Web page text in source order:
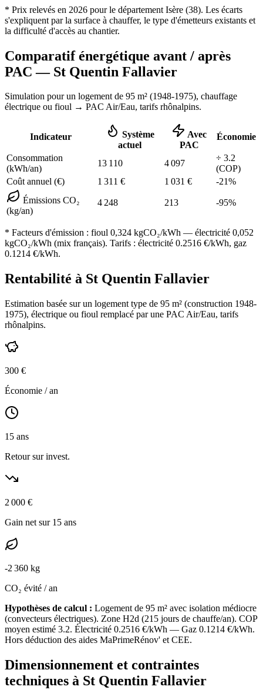
* Prix relevés en 2026 pour le département Isère (38). Les écarts
s'expliquent par la surface à chauffer, le type d'émetteurs existants et
la difficulté d'accès au chantier.
Comparatif énergétique avant / après
PAC — St Quentin Fallavier
Simulation pour un logement de 95 m² (1948-1975), chauffage
électrique ou fioul → PAC Air/Eau, tarifs rhônalpins.
Indicateur
Système
actuel
Avec
PAC
Économie
Consommation
(kWh/an)
13 110 4 097
÷ 3.2
(COP)
Coût annuel (€)
1 311 € 1 031 € -21%
Émissions CO₂
(kg/an)
4 248 213 -95%
* Facteurs d'émission : fioul 0,324 kgCO₂/kWh — électricité 0,052
kgCO₂/kWh (mix français). Tarifs : électricité 0.2516 €/kWh, gaz
0.1214 €/kWh.
Rentabilité à St Quentin Fallavier
Estimation basée sur un logement type de 95 m² (construction 1948-
1975), électrique ou fioul remplacé par une PAC Air/Eau, tarifs
rhônalpins.
300 €
Économie / an
15 ans
Retour sur invest.
2 000 €
Gain net sur 15 ans
-2 360 kg
CO₂ évité / an
Hypothèses de calcul : Logement de 95 m² avec isolation médiocre
(convecteurs électriques). Zone H2d (215 jours de chauffe/an). COP
moyen estimé 3.2. Électricité 0.2516 €/kWh — Gaz 0.1214 €/kWh.
Hors déduction des aides MaPrimeRénov' et CEE.
Dimensionnement et contraintes
techniques à St Quentin Fallavier